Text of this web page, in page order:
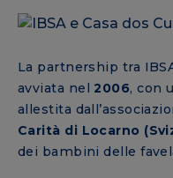
La partnership tra
avviata nel 2006, con
allestita
Carità di Locarno
dei bambini delle